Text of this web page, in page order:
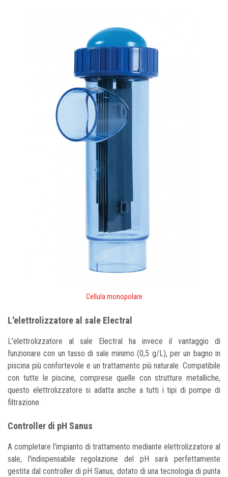
Cellula monopolare
L'elettrolizzatore al sale Electral
L'elettrolizzatore al sale Electral ha invece il vantaggio di
funzionare con un tasso di sale minimo (0,5 g/L), per un bagno in
piscina più confortevole e un trattamento più naturale. Compatibile
con tutte le piscine, comprese quelle con strutture metalliche,
questo elettrolizzatore si adatta anche a tutti i tipi di pompe di
filtrazione.
Controller di pH Sanus
A completare l'impianto di trattamento mediante elettrolizzatore al
sale, l'indispensabile regolazione del pH sarà perfettamente
gestita dal controller di pH Sanus, dotato di una tecnologia di punta